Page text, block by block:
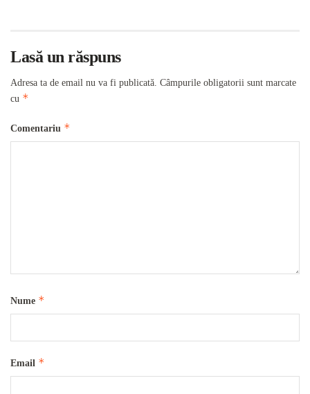
Lasă un răspuns
Adresa ta de email nu va fi publicată. Câmpurile obligatorii sunt marcate
cu *
Comentariu *
Nume *
Email *